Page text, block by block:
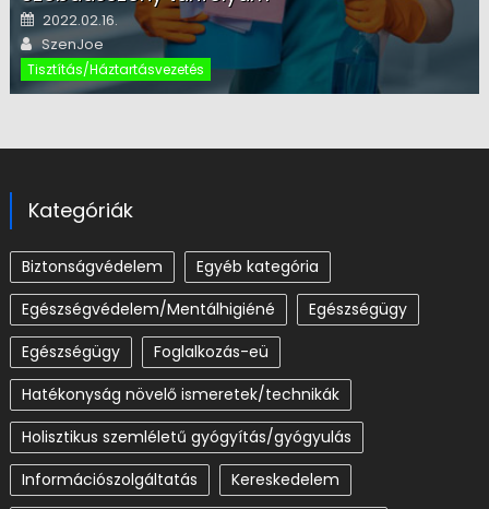
Posted on
2022.02.16.
Author
SzenJoe
Tisztítás/Háztartásvezetés
Kategóriák
Biztonságvédelem
Egyéb kategória
Egészségvédelem/Mentálhigiéné
Egészségügy
Egészségügy
Foglalkozás-eü
Hatékonyság növelő ismeretek/technikák
Holisztikus szemléletű gyógyítás/gyógyulás
Információszolgáltatás
Kereskedelem